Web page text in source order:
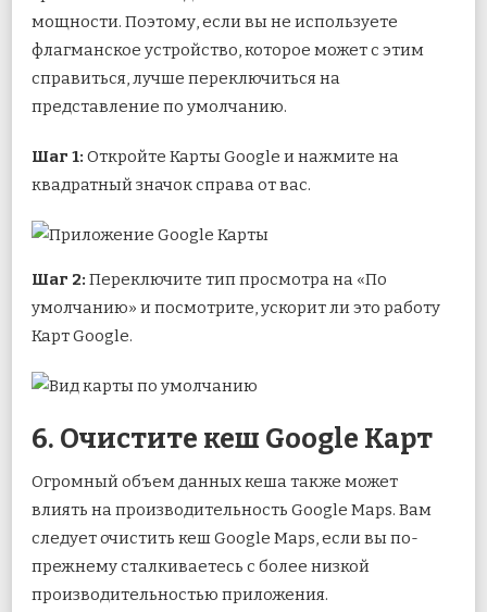
мощности. Поэтому, если вы не используете
флагманское устройство, которое может с этим
справиться, лучше переключиться на
представление по умолчанию.
Шаг 1: Откройте Карты Google и нажмите на
квадратный значок справа от вас.
Шаг 2: Переключите тип просмотра на «По
умолчанию» и посмотрите, ускорит ли это работу
Карт Google.
6. Очистите кеш Google Карт
Огромный объем данных кеша также может
влиять на производительность Google Maps. Вам
следует очистить кеш Google Maps, если вы по-
прежнему сталкиваетесь с более низкой
производительностью приложения.